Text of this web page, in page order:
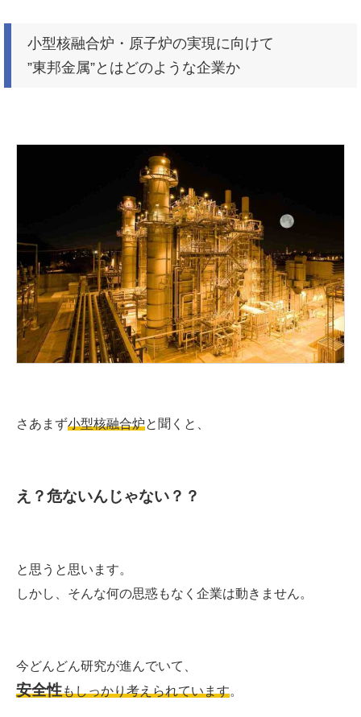
小型核融合炉・原子炉の実現に向けて
”東邦金属”とはどのような企業か
さあまず小型核融合炉と聞くと、
え？危ないんじゃない？？
と思うと思います。
しかし、そんな何の思惑もなく企業は動きません。
今どんどん研究が進んでいて、
安全性もしっかり考えられています。